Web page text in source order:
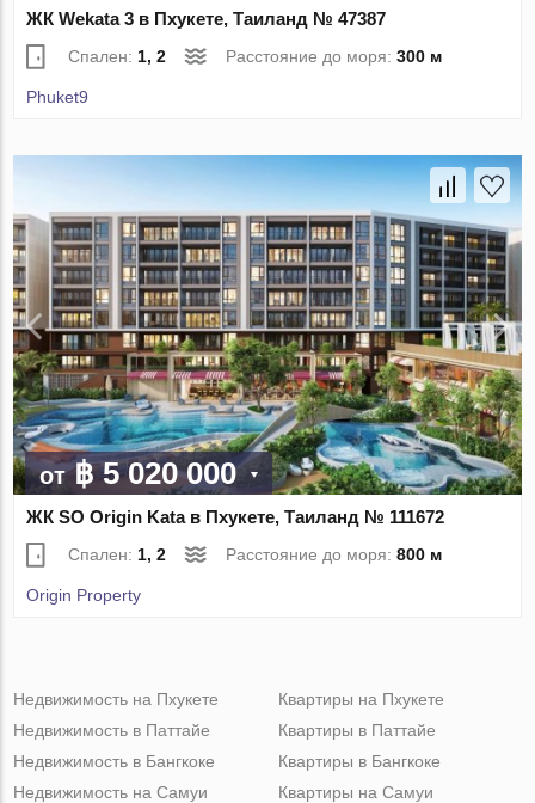
ЖК Wekata 3 в Пхукете, Таиланд № 47387
Спален: 1, 2 Расстояние до моря:300 м
Phuket9
от฿ 5 020 000
ЖК SO Origin Kata в Пхукете, Таиланд № 111672
Спален: 1, 2 Расстояние до моря:800 м
Origin Property
Недвижимость на Пхукете
Недвижимость в Паттайе
Недвижимость в Бангкоке
Недвижимость на Самуи
Квартиры на Пхукете
Квартиры в Паттайе
Квартиры в Бангкоке
Квартиры на Самуи